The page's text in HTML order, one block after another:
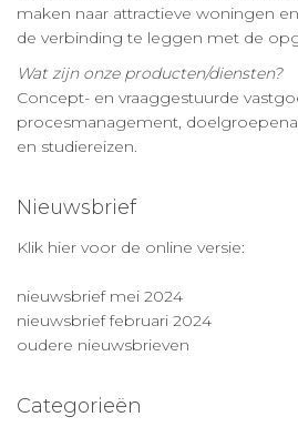
maken naar attractieve woningen
de verbinding te leggen met de
Wat zijn onze producten/diensten?
Concept- en vraaggestuurde
procesmanagement,
en studiereizen.
Nieuwsbrief
Klik hier voor de online versie:
nieuwsbrief mei 2024
nieuwsbrief februari 2024
oudere nieuwsbrieven
Categorieën